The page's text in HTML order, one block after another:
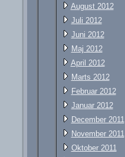
August 2012
Juli 2012
Juni 2012
Maj 2012
April 2012
Marts 2012
Februar 2012
Januar 2012
December 2011
November 2011
Oktober 2011